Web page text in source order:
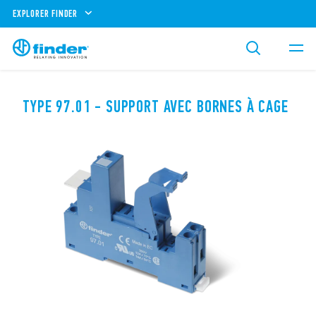
EXPLORER FINDER
TYPE 97.01 - SUPPORT AVEC BORNES À CAGE